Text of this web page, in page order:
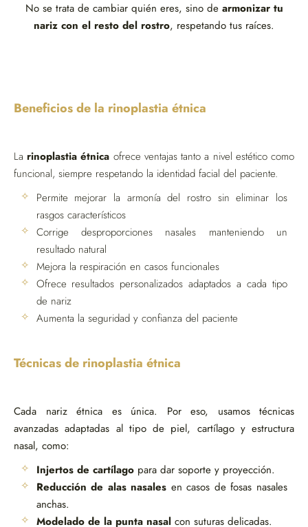
No se trata de cambiar quién eres, sino de armonizar tu
nariz con el resto del rostro, respetando tus raíces.
Beneficios de la rinoplastia étnica
Larinoplastia étnica ofrece ventajas tanto a nivel estético como
funcional, siempre respetando la identidad facial del paciente.
Permite mejorar la armonía del rostro sin eliminar los
rasgos característicos
Corrige desproporciones nasales manteniendo un
resultado natural
Mejora la respiración en casos funcionales
Ofrece resultados personalizados adaptados a cada tipo
de nariz
Aumenta la seguridad y confianza del paciente
Técnicas de rinoplastia étnica
Cada nariz étnica es única. Por eso, usamos técnicas
avanzadas adaptadas al tipo de piel, cartílago y estructura
nasal, como:
Injertos de cartílago para dar soporte y proyección.
Reducción de alas nasales en casos de fosas nasales
anchas.
Modelado de la punta nasal con suturas delicadas.